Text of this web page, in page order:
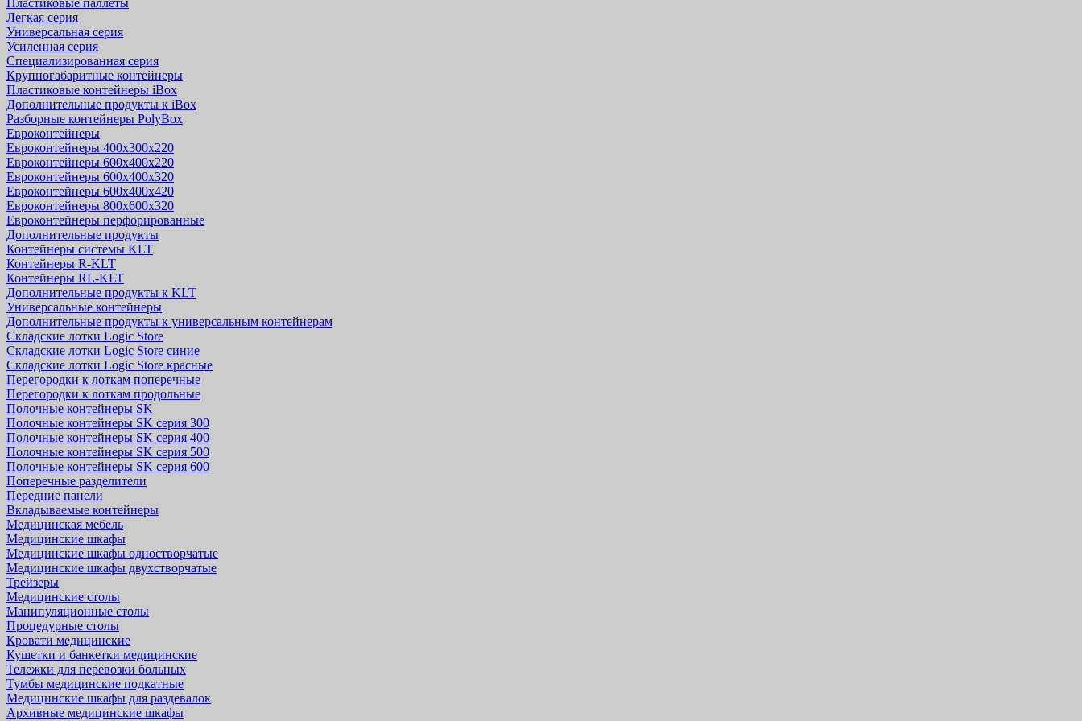
Пластиковые паллеты
Легкая серия
Универсальная серия
Усиленная серия
Специализированная серия
Крупногабаритные контейнеры
Пластиковые контейнеры iBox
Дополнительные продукты к iBox
Разборные контейнеры PolyBox
Евроконтейнеры
Евроконтейнеры 400х300х220
Евроконтейнеры 600х400х220
Евроконтейнеры 600х400х320
Евроконтейнеры 600х400х420
Евроконтейнеры 800х600х320
Евроконтейнеры перфорированные
Дополнительные продукты
Контейнеры системы KLT
Контейнеры R-KLT
Контейнеры RL-KLT
Дополнительные продукты к KLT
Универсальные контейнеры
Дополнительные продукты к универсальным контейнерам
Складские лотки Logic Store
Складские лотки Logic Store синие
Складские лотки Logic Store красные
Перегородки к лоткам поперечные
Перегородки к лоткам продольные
Полочные контейнеры SK
Полочные контейнеры SK серия 300
Полочные контейнеры SK серия 400
Полочные контейнеры SK серия 500
Полочные контейнеры SK серия 600
Поперечные разделители
Передние панели
Вкладываемые контейнеры
Медицинская мебель
Медицинские шкафы
Медицинские шкафы одностворчатые
Медицинские шкафы двухстворчатые
Трейзеры
Медицинские столы
Манипуляционные столы
Процедурные столы
Кровати медицинские
Кушетки и банкетки медицинские
Тележки для перевозки больных
Тумбы медицинские подкатные
Медицинские шкафы для раздевалок
Архивные медицинские шкафы